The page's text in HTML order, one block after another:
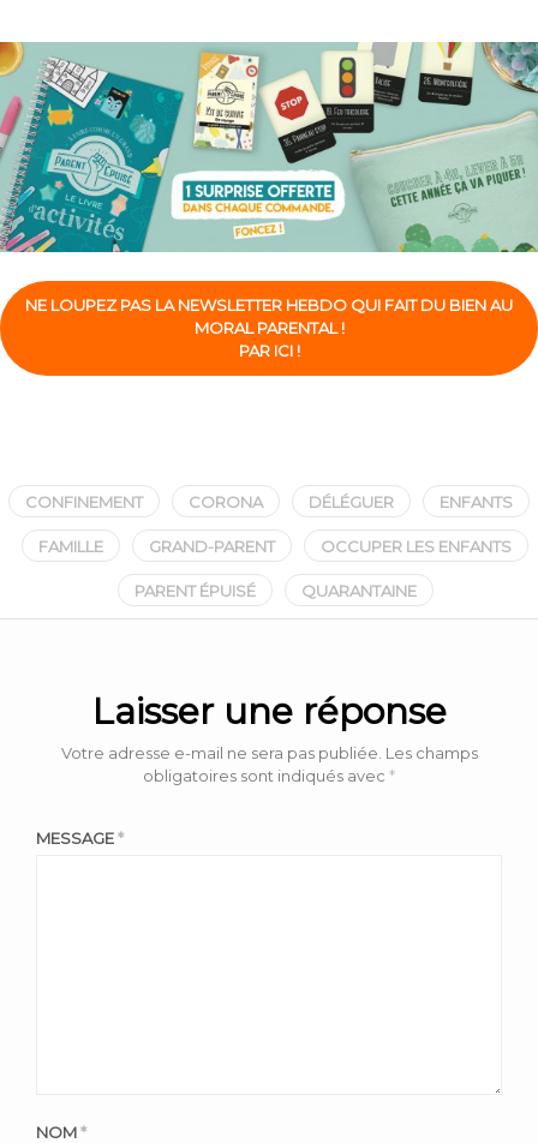
NE LOUPEZ PAS LA NEWSLETTER HEBDO QUI FAIT DU BIEN AU
MORAL PARENTAL !
PAR ICI !
CONFINEMENT CORONA DÉLÉGUER ENFANTS
FAMILLE GRAND-PARENT OCCUPER LES ENFANTS
PARENT ÉPUISÉ QUARANTAINE
Laisser une réponse
Votre adresse e-mail ne sera pas publiée. Les champs
obligatoires sont indiqués avec *
MESSAGE*
NOM*